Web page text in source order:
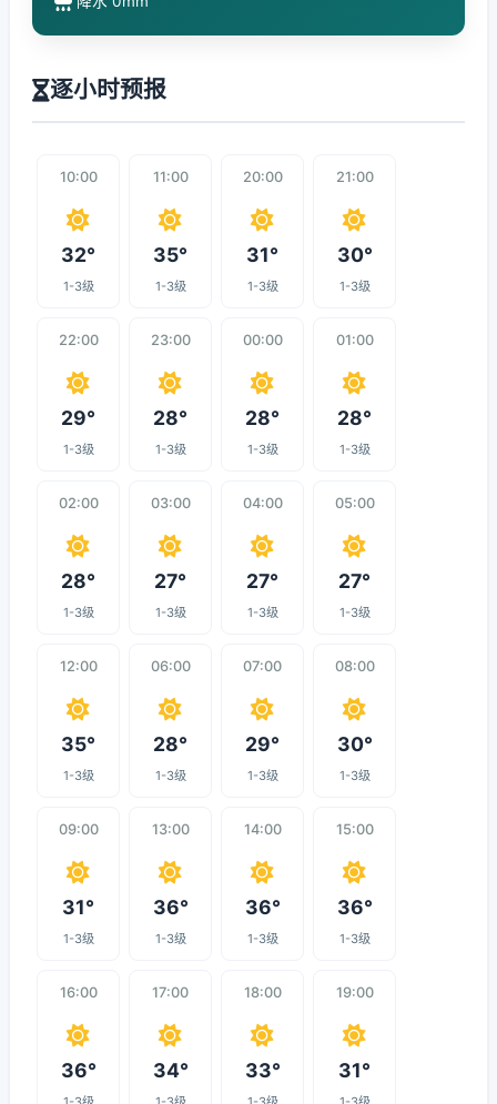
逐小时预报
10:00
32°
1-3级
11:00
35°
1-3级
20:00
31°
1-3级
21:00
30°
1-3级
22:00
29°
1-3级
23:00
28°
1-3级
00:00
28°
1-3级
01:00
28°
1-3级
02:00
28°
1-3级
03:00
27°
1-3级
04:00
27°
1-3级
05:00
27°
1-3级
12:00
35°
1-3级
06:00
28°
1-3级
07:00
29°
1-3级
08:00
30°
1-3级
09:00
31°
1-3级
13:00
36°
1-3级
14:00
36°
1-3级
15:00
36°
1-3级
16:00
36°
17:00
34°
18:00
33°
19:00
31°